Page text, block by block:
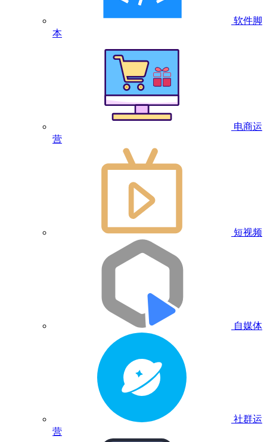
软件脚
本
电商运
营
短视频
自媒体
社群运
营